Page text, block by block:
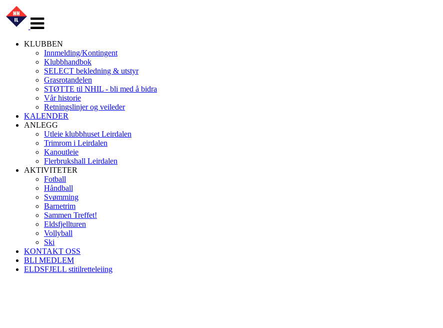
navigasjon
KLUBBEN
Innmelding/Kontingent
Klubbhandbok
SELECT bekledning & utstyr
Grasrotandelen
STØTTE til NHIL - bli med å bidra
Vår historie
Retningslinjer og veileder
KALENDER
ANLEGG
Utleie klubbhuset Leirdalen
Trimrom i Leirdalen
Kanoutleie
Flerbrukshall Leirdalen
AKTIVITETER
Fotball
Håndball
Svømming
Barnetrim
Sammen Treffet!
Eldsfjellturen
Vollyball
Ski
KONTAKT OSS
BLI MEDLEM
ELDSFJELL stitilretteleiing